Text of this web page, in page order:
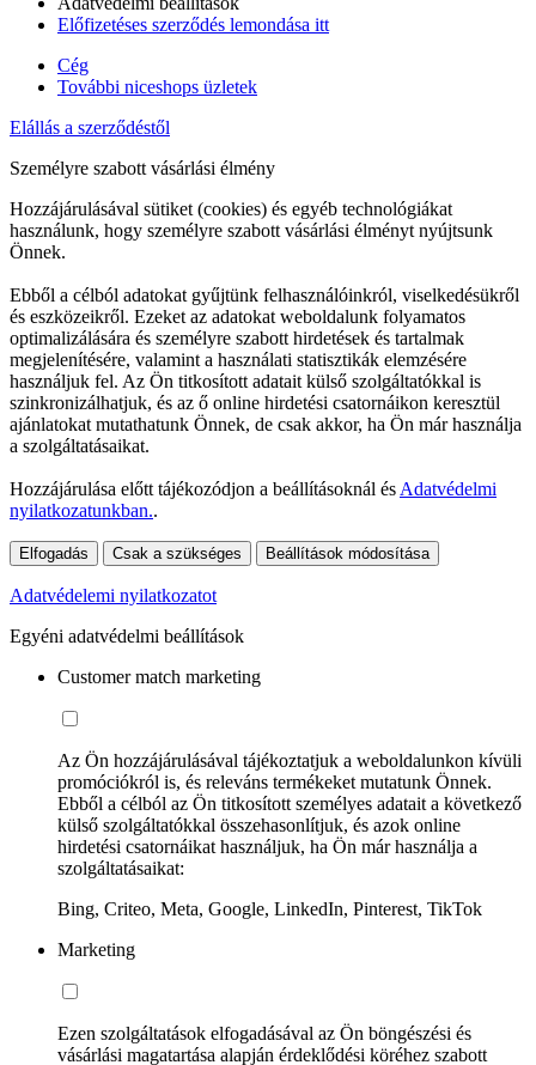
Előfizetéses szerződés lemondása itt
Cég
További niceshops üzletek
Elállás a szerződéstől
Személyre szabott vásárlási élmény
Hozzájárulásával sütiket (cookies) és egyéb technológiákat
használunk, hogy személyre szabott vásárlási élményt nyújtsunk
Önnek.
Ebből a célból adatokat gyűjtünk felhasználóinkról, viselkedésükről
és eszközeikről. Ezeket az adatokat weboldalunk folyamatos
optimalizálására és személyre szabott hirdetések és tartalmak
megjelenítésére, valamint a használati statisztikák elemzésére
használjuk fel. Az Ön titkosított adatait külső szolgáltatókkal is
szinkronizálhatjuk, és az ő online hirdetési csatornáikon keresztül
ajánlatokat mutathatunk Önnek, de csak akkor, ha Ön már használja
a szolgáltatásaikat.
Hozzájárulása előtt tájékozódjon a beállításoknál és Adatvédelmi
nyilatkozatunkban..
Elfogadás Csak a szükséges Beállítások módosítása
Adatvédelemi nyilatkozatot
Egyéni adatvédelmi beállítások
Customer match marketing
Az Ön hozzájárulásával tájékoztatjuk a weboldalunkon kívüli
promóciókról is, és releváns termékeket mutatunk Önnek.
Ebből a célból az Ön titkosított személyes adatait a következő
külső szolgáltatókkal összehasonlítjuk, és azok online
hirdetési csatornáikat használjuk, ha Ön már használja a
szolgáltatásaikat:
Bing, Criteo, Meta, Google, LinkedIn, Pinterest, TikTok
Marketing
Ezen szolgáltatások elfogadásával az Ön böngészési és
vásárlási magatartása alapján érdeklődési köréhez szabott